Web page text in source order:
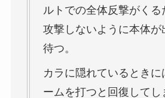
ルトでの全体反撃がくる
攻撃しないように本体が
待つ。
カラに隠れているとき
ームを打つと回復してし